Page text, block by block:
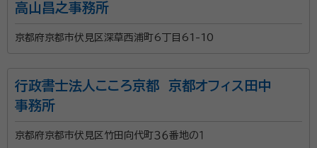
高山昌之事務所
京都府京都市伏見区深草西浦町6丁目61-10
行政書士法人こころ京都 京都オフィス田中
事務所
京都府京都市伏見区竹田向代町３６番地の１